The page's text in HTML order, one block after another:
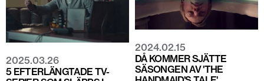
2025.03.26
5 EFTERLÄNGTADE TV-
2024.02.15
DÅ KOMMER SJÄTTE
SÄSONGEN AV 'THE